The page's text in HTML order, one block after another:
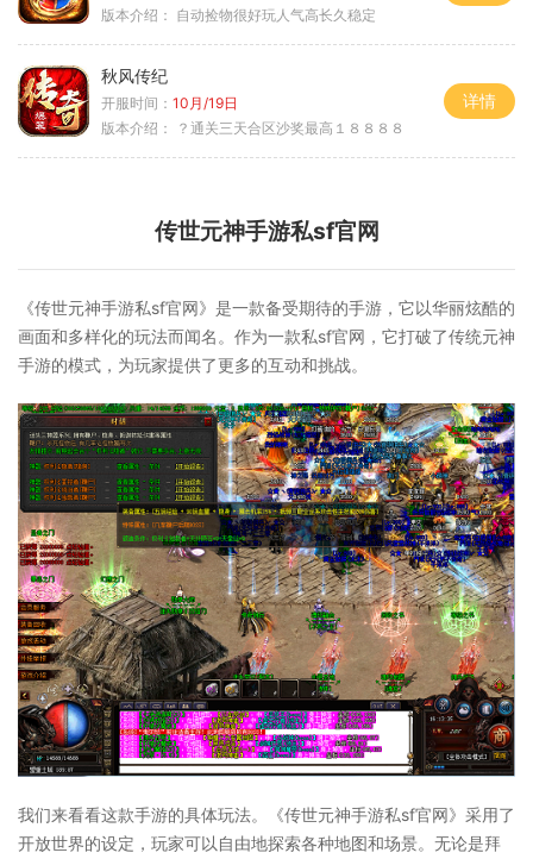
版本介绍： 自动捡物很好玩人气高长久稳定
秋风传纪
开服时间： 10月/19日
版本介绍：
？通关三天合区沙奖最高１８８８８
详情
传世元神手游私sf官网
《传世元神手游私sf官网》是一款备受期待的手游，它以华丽炫酷的
画面和多样化的玩法而闻名。作为一款私sf官网，它打破了传统元神
手游的模式，为玩家提供了更多的互动和挑战。
我们来看看这款手游的具体玩法。《传世元神手游私sf官网》采用了
开放世界的设定，玩家可以自由地探索各种地图和场景。无论是拜